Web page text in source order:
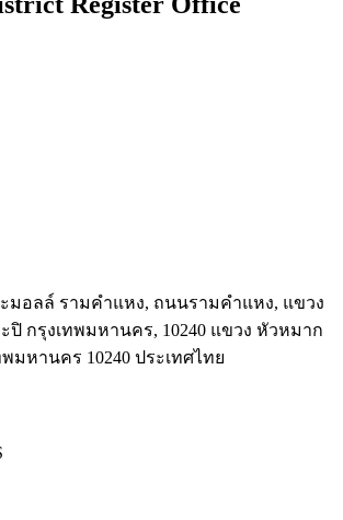
ะมอลล์ รามคำแหง, ถนนรามคำแหง, แขวง
ปิ กรุงเทพมหานคร, 10240 แขวง หัวหมาก
มหานคร 10240 ประเทศไทย